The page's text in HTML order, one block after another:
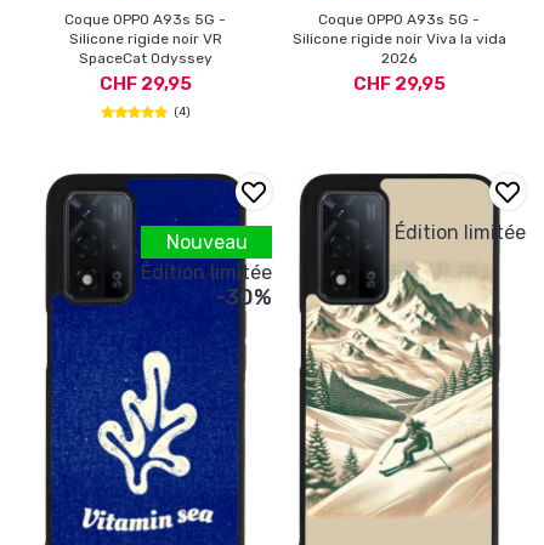
Coque OPPO A93s 5G -
Silicone rigide noir VR
SpaceCat Odyssey
CHF 29,95
(4)
Coque OPPO A93s 5G -
Silicone rigide noir Viva la vida
2026
CHF 29,95
Nouveau
Édition limitée
-30%
Édition limitée